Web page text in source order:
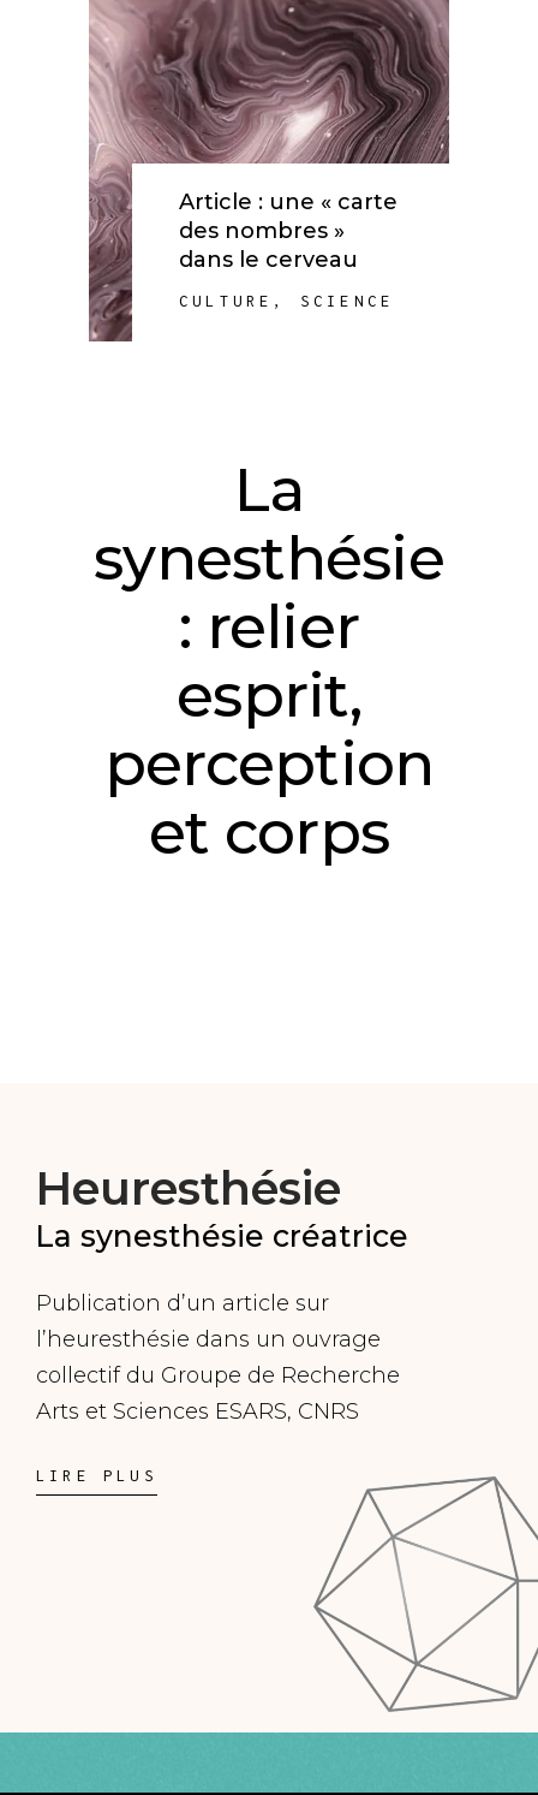
Article : une « carte
des nombres »
dans le cerveau
CULTURE , SCIENCE
La
synesthésie
: relier
esprit,
perception
et corps
LIRE PLUS
La synesthésie créatrice
Publication d’un article sur
l’heuresthésie dans un ouvrage
collectif du Groupe de Recherche
Arts et Sciences ESARS, CNRS
Heuresthésie